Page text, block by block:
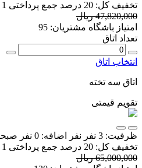
تخفیف کل: 20 درصد جمع پرداختی 1 شب:
47,820,000 ریال
امتیاز باشگاه مشتریان: 95
تعداد اتاق
انتخاب اتاق
اتاق سه تخته
تقویم قیمتی
ظرفیت: 3 نفر نفر اضافه: 0 نفر
تخفیف کل: 20 درصد جمع پرداختی 1 شب:
65,000,000 ریال